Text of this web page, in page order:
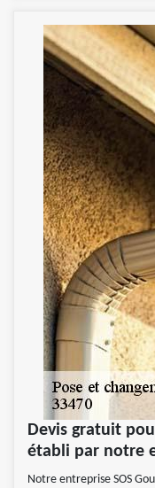
Devis gratuit
établi par notre
Notre entreprise SOS